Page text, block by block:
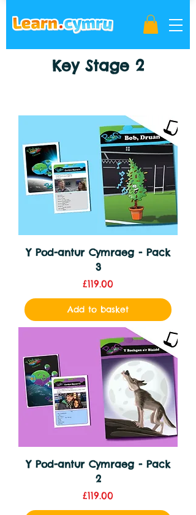
Key Stage 2
Y Pod-antur Cymraeg - Pack
3
Price
£119.00
Add to basket
Y Pod-antur Cymraeg - Pack
2
Price
£119.00